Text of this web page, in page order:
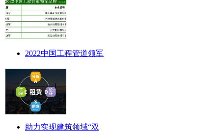
2022中国工程管道领军
助力实现建筑领域“双